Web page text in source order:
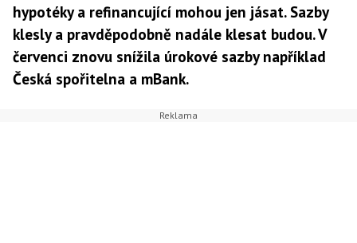
hypotéky a refinancující mohou jen jásat. Sazby
klesly a pravděpodobně nadále klesat budou. V
červenci znovu snížila úrokové sazby například
Česká spořitelna a mBank.